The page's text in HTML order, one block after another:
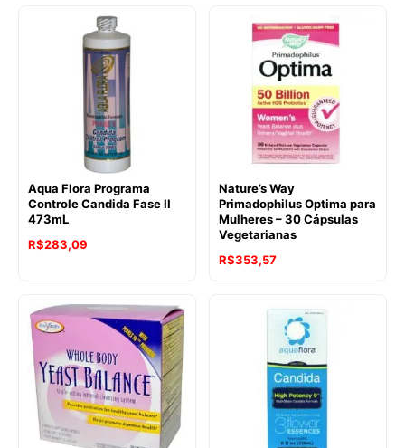
Aqua Flora Programa
Controle Candida Fase II
473mL
R$283,09
Nature’s Way
Primadophilus Optima para
Mulheres – 30 Cápsulas
Vegetarianas
R$353,57